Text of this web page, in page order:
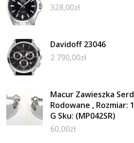
328,00zł
Davidoff 23046
2 790,00zł
Macur Zawieszka
Rodowane , Rozmiar:
G Sku: (MP042SR)
60,00zł